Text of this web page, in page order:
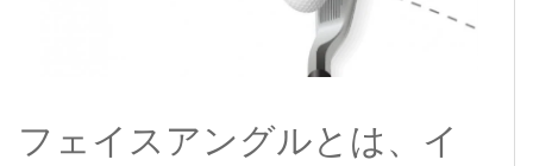
フェイスアングルとは、イ